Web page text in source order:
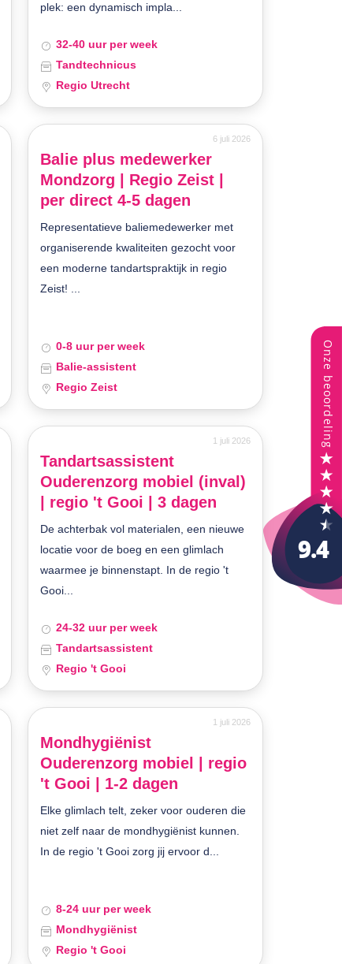
plek: een dynamisch impla...
32-40 uur per week
Tandtechnicus
Regio Utrecht
6 juli 2026
Balie plus medewerker
Mondzorg | Regio Zeist |
per direct 4-5 dagen
Representatieve baliemedewerker met
organiserende kwaliteiten gezocht voor
een moderne tandartspraktijk in regio
Zeist! ...
0-8 uur per week
Balie-assistent
Regio Zeist
1 juli 2026
Tandartsassistent
Ouderenzorg mobiel (inval)
| regio 't Gooi | 3 dagen
De achterbak vol materialen, een nieuwe
locatie voor de boeg en een glimlach
waarmee je binnenstapt. In de regio 't
Gooi...
24-32 uur per week
Tandartsassistent
Regio 't Gooi
1 juli 2026
Mondhygiënist
Ouderenzorg mobiel | regio
't Gooi | 1-2 dagen
Elke glimlach telt, zeker voor ouderen die
niet zelf naar de mondhygiënist kunnen.
In de regio 't Gooi zorg jij ervoor d...
8-24 uur per week
Mondhygiënist
Regio 't Gooi